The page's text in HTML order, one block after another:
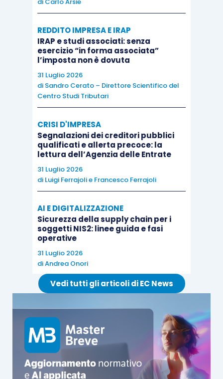
anche a questo ambito di attività. Si pensi, tanto
per fare un esempio concreto, al
comunicazioni di anomalia che annualmente
arrivano ai contribuenti
mancati abbinamentifra le varie informazioni
di cui l’Agenzia delle Entrate dispone. Un
esempio: il mancato riconoscimento dei
pagamenti effettuati in ritardo attraverso il
ravvedimento operoso.
La strada da fare è ancora molta. Non c’è dubbio,
però, che, grazie anche alle risorse del PNRR, la
nostraAmministrazione finanziaria sta
puntando molto sull’utilizzo dell’intelligenza
artificialesia nella lotta all’evasione, sia nella
collaborazione e affiancamento dei
contribuenti.
È importante, quindi, fare il punto della situazione
e capire la direzione verso la quale il
sistema sta
andando con notevole rapidità.
REDDITO IMPRESA E IRAP
IRAP e studi associati: senza
esercizio “in forma associata”
l’imposta non è dovuta
31 Luglio 2026
di Sandro Cerato – Direttore Scientifico del
Centro Studi Tributari
CRISI D'IMPRESA
Segnalazioni dei creditori pubblici
qualificati e allerta precoce: la
lettura dell’Agenzia delle Entrate
31 Luglio 2026
di Luigi Ferrajolie Francesco Ferrajoli
AI E DIGITALIZZAZIONE
Sicurezza della supply chain per i
soggetti NIS2: linee guida e fasi
operative
31 Luglio 2026
diAndrea Onori
Vedi tutti gli articoli di EC News